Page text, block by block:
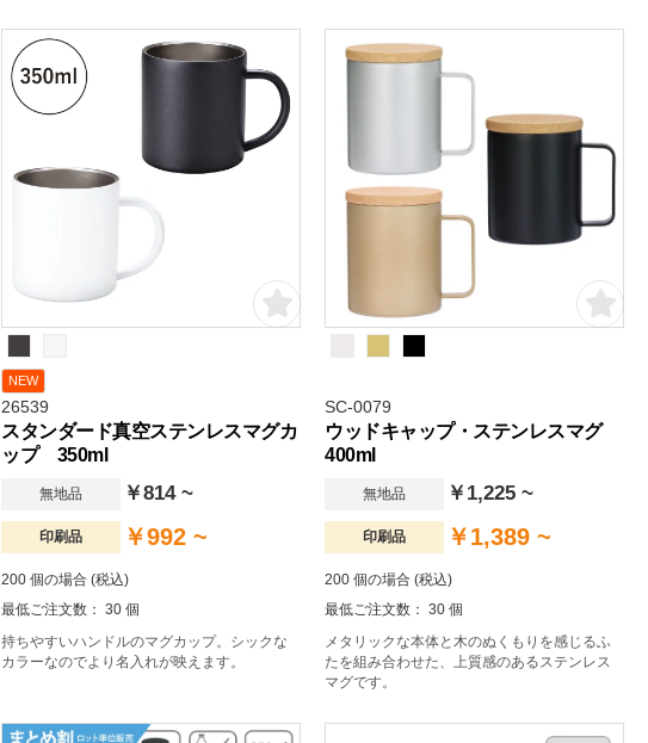
す。
NEW
26539
スタンダード真空ステンレスマグカ
ップ 350ml
無地品 ￥814 ~
印刷品 ￥992 ~
200 個の場合 (税込)
最低ご注文数： 30 個
持ちやすいハンドルのマグカップ。シックな
カラーなのでより名入れが映えます。
SC-0079
ウッドキャップ・ステンレスマグ
400ml
無地品 ￥1,225 ~
印刷品 ￥1,389 ~
200 個の場合 (税込)
最低ご注文数： 30 個
メタリックな本体と木のぬくもりを感じるふ
たを組み合わせた、上質感のあるステンレス
マグです。